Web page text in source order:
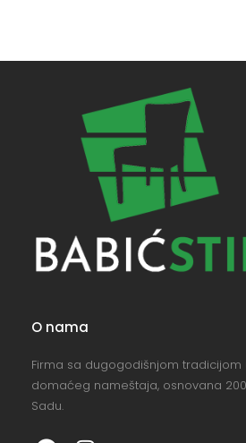
O nama
Firma sa dugogodišnjom tradicijom
domaćeg nameštaja, osnovana
Sadu.